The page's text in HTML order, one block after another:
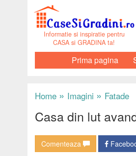
Informatie si inspiratie pentru
CASA si GRADINA ta!
Prima pagina
Home » Imagini » Fatade
Casa din lut
Comenteaza